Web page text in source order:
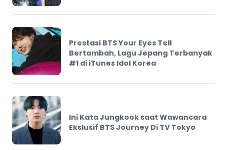
Prestasi BTS Your Eyes Tell
Bertambah, Lagu Jepang Terbanyak
#1 di iTunes Idol Korea
Ini Kata Jungkook saat Wawancara
Ekslusif BTS Journey Di TV Tokyo